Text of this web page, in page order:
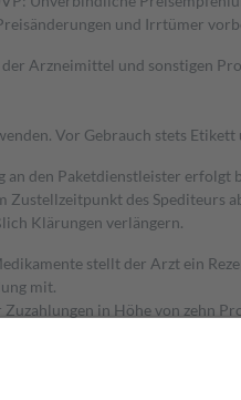
und Irrtümer
Arzneimittel und sonstigen
Vor Gebrauch stets
an den Paketdienstleister
Zustellzeitpunkt des Spediteurs
Klärungen verlängern.
stellt der Arzt ein
mit.
in Höhe von zehn
auch für Online-Apotheken.